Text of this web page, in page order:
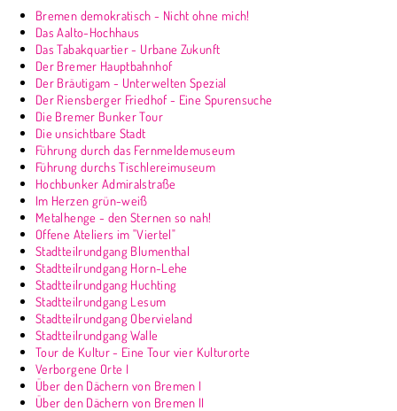
Bremen demokratisch - Nicht ohne mich!
Das Aalto-Hochhaus
Das Tabakquartier - Urbane Zukunft
Der Bremer Hauptbahnhof
Der Bräutigam - Unterwelten Spezial
Der Riensberger Friedhof - Eine Spurensuche
Die Bremer Bunker Tour
Die unsichtbare Stadt
Führung durch das Fernmeldemuseum
Führung durchs Tischlereimuseum
Hochbunker Admiralstraße
Im Herzen grün-weiß
Metalhenge - den Sternen so nah!
Offene Ateliers im "Viertel"
Stadtteilrundgang Blumenthal
Stadtteilrundgang Horn-Lehe
Stadtteilrundgang Huchting
Stadtteilrundgang Lesum
Stadtteilrundgang Obervieland
Stadtteilrundgang Walle
Tour de Kultur - Eine Tour vier Kulturorte
Verborgene Orte I
Über den Dächern von Bremen I
Über den Dächern von Bremen II